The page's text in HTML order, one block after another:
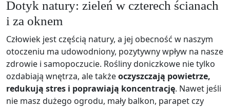
Dotyk natury: zieleń w czterech ścianach
i za oknem
Człowiek jest częścią natury, a jej obecność w naszym
otoczeniu ma udowodniony, pozytywny wpływ na nasze
zdrowie i samopoczucie. Rośliny doniczkowe nie tylko
ozdabiają wnętrza, ale takżeoczyszczają powietrze,
redukują stres i poprawiają koncentrację. Nawet jeśli
nie masz dużego ogrodu, mały balkon, parapet czy